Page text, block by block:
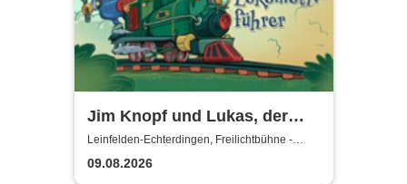
Jim Knopf und Lukas, der
Lokomotivführer - Theater
unter den Kuppeln
Leinfelden-Echterdingen, Freilichtbühne -
Theater u. d. Kuppeln
09.08.2026